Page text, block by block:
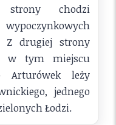
chodzi
Z drugiej strony
w tym miejscu
Arturówek leży
jednego
Łodzi.